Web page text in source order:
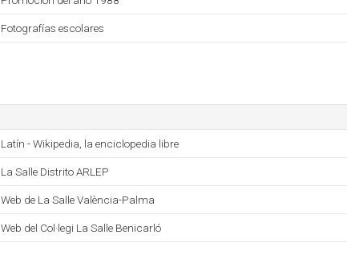
Fotografías escolares
Latín - Wikipedia, la enciclopedia libre
La Salle Distrito ARLEP
Web de La Salle València-Palma
Web del Col·legi La Salle Benicarló